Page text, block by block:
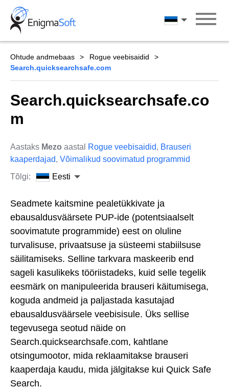
Skip
content
Eesti
Ohtude andmebaas
Rogue veebisaidid
Search.quicksearchsafe.com
Search.quicksearchsafe.co
m
Aastaks Mezo aastal Rogue veebisaidid, Brauseri
kaaperdajad, Võimalikud soovimatud programmid
Tõlgi:
Eesti
Seadmete kaitsmine pealetükkivate ja
ebausaldusväärsete PUP-ide (potentsiaalselt
soovimatute programmide) eest on oluline
turvalisuse, privaatsuse ja süsteemi stabiilsuse
säilitamiseks. Selline tarkvara maskeerib end
sageli kasulikeks tööriistadeks, kuid selle tegelik
eesmärk on manipuleerida brauseri käitumisega,
koguda andmeid ja paljastada kasutajad
ebausaldusväärsele veebisisule. Üks sellise
tegevusega seotud näide on
Search.quicksearchsafe.com, kahtlane
otsingumootor, mida reklaamitakse brauseri
kaaperdaja kaudu, mida jälgitakse kui Quick Safe
Search.